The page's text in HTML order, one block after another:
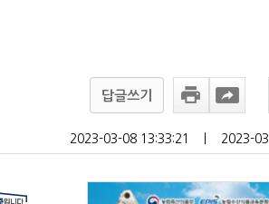
답글쓰기
2023-03-08 13:33:21 2023-